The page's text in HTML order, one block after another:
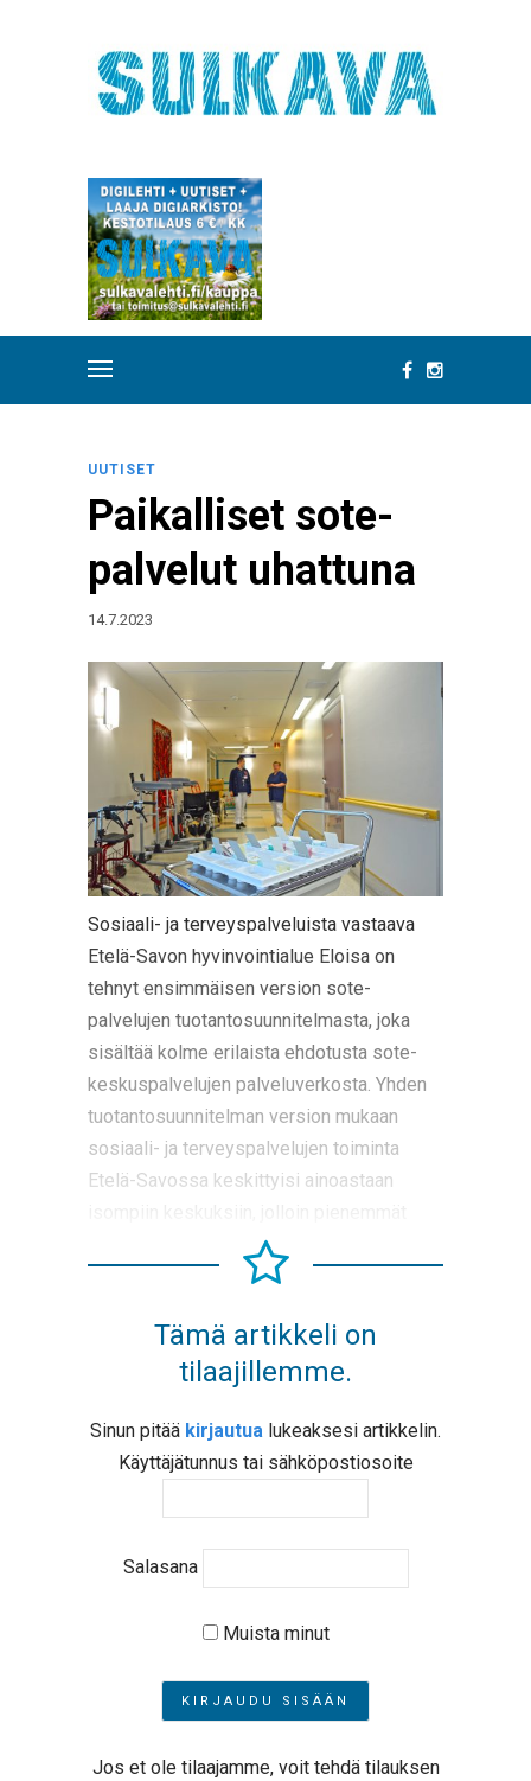
UUTISET
Paikalliset sote-
palvelut uhattuna
14.7.2023
Sosiaali- ja terveyspalveluista vastaava
Etelä-Savon hyvinvointialue Eloisa on
tehnyt ensimmäisen version sote-
palvelujen tuotantosuunnitelmasta, joka
sisältää kolme erilaista ehdotusta sote-
keskuspalvelujen palveluverkosta. Yhden
tuotantosuunnitelman version mukaan
sosiaali- ja terveyspalvelujen toiminta
Etelä-Savossa keskittyisi ainoastaan
Tämä artikkeli on
tilaajillemme.
Sinun pitää kirjautua lukeaksesi artikkelin.
Käyttäjätunnus tai sähköpostiosoite
Salasana
Muista minut
Jos et ole tilaajamme, voit tehdä tilauksen